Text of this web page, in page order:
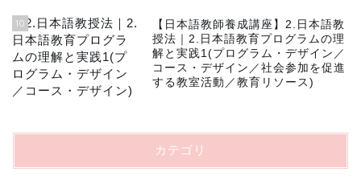
10
【日本語教師養成講座】2.日本語教
授法｜2.日本語教育プログラムの理
解と実践1(プログラム・デザイン／
コース・デザイン／社会参加を促進
する教室活動／教育リソース)
カテゴリ